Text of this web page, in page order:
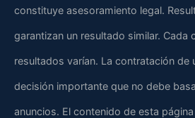
constituye asesoramiento legal.
garantizan un resultado similar. Cada
resultados varían. La contratación de
decisión importante que no debe
anuncios. El contenido de esta